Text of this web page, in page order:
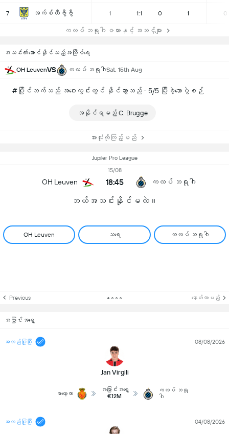
7 အက်စ်တီဗွီဗွီ 1 1:1 0 1 0
ကလပ် ဘရုဂါ ဇယားနှင့် အဆင့်များ
အသင်း၏အောင်နိုင်သည့်အကြိမ်ရေ
OH LeuvenVS ကလပ် ဘရုဂါSat, 15th Aug
#ပြိုင်ဘက်သည် အဝေးကွင်းတွင် နိုင်သွားသည် - 5/5 ပြီးခဲ့သောပွဲစဉ်
အနိုင်ရမည့် C. Brugge
အားလုံးကိုကြည့်မည်
Jupiler Pro League
OH Leuven
15/08
18:45 ကလပ် ဘရုဂါ
ဘယ်အသင်းနိုင်မလဲ။
OH Leuven သရေ ကလပ် ဘရုဂါ
Previous နောက်လာမည့်
အပြာင်းအရွေ့
အတည်ပြုပြီး
Jan Virgili
08/08/2026
မာယော့ကာ
အပြောင်းအရွှေ့
€12M
ကလပ် ဘရု
ဂါ
အတည်ပြုပြီး 04/08/2026